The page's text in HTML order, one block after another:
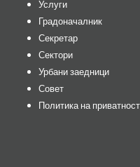
Услуги
Градоначалник
Секретар
Сектори
Урбани заедници
Совет
Политика на приватност